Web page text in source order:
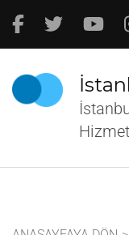
İçeriğe
atla
tuşuna
basın)